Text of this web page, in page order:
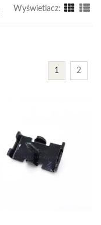
Wyświetlacz:
1 2